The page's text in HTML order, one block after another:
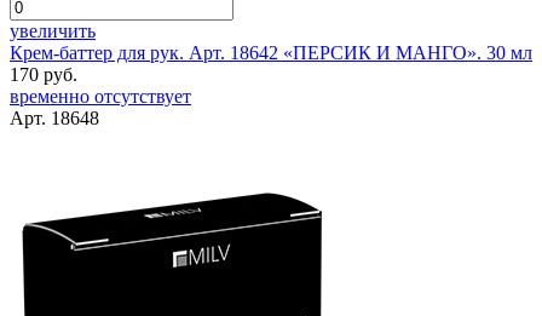
увеличить
Крем-баттер для рук. Арт. 18642 «ПЕРСИК И МАНГО». 30 мл
170 руб.
временно отсутствует
Арт. 18648